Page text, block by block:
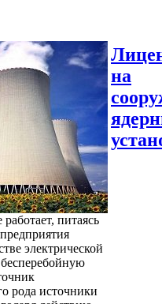
питаясь
электрической
рода источники
на